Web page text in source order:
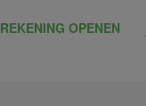
REKENING OPENEN